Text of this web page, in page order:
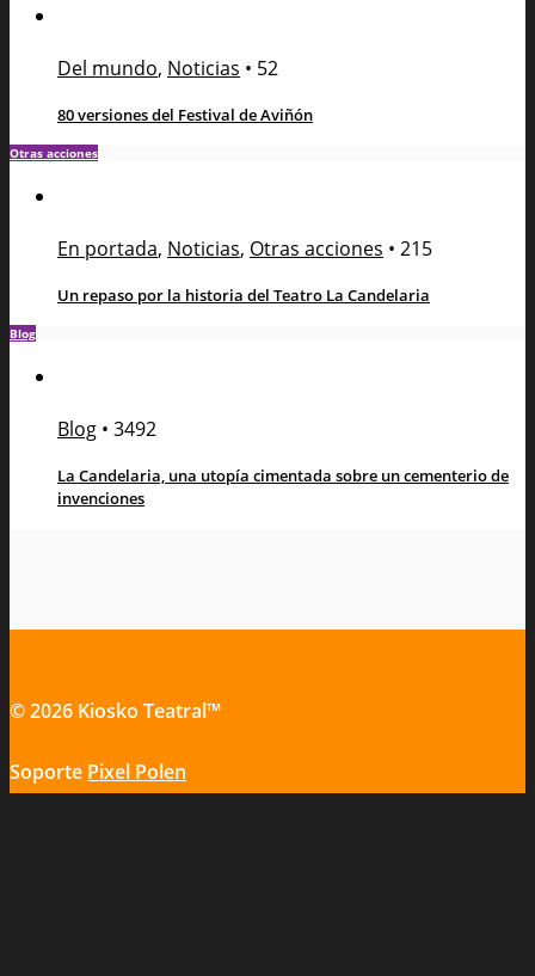
Del mundo, Noticias • 52
80 versiones del Festival de Aviñón
Otras acciones
En portada, Noticias, Otras acciones • 215
Un repaso por la historia del Teatro La Candelaria
Blog
Blog • 3492
La Candelaria, una utopía cimentada sobre un cementerio de
invenciones
© 2026 Kiosko Teatral™
Soporte Pixel Polen